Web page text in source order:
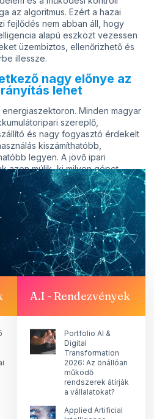
az algoritmus. Ezért a hazai
fejlődés nem abban áll, hogy
alapú eszközt vezessen
üzembiztos, ellenőrizhető és
illessze.
nagy előnye az
lehet
energiaszektoron. Minden magyar
szereplő,
és nagy fogyasztó érdekelt
kiszámíthatóbb,
legyen. A jövő ipari
azon múlik, ki milyen gépet
jobban kezelni az energiát, az
ezen a területen
alapú tudást épít, akkor
technológiának, hanem alakítója is
ipari korszaknak.
A.I - Rendezvények
Portfolio AI &
Digital
Transformation
2026: Az önállóan
működő
rendszerek átírják
a vállalatokat?
Applied Artificial